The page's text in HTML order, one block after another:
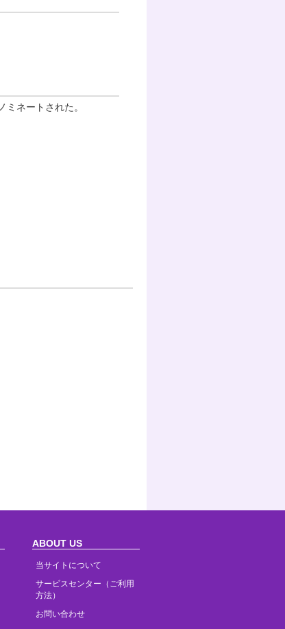
ネートされた。
ABOUT US
当サイトについて
サービスセンター（ご利用
方法）
お問い合わせ